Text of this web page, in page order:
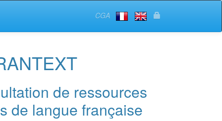
CGA
de ressources
de langue française